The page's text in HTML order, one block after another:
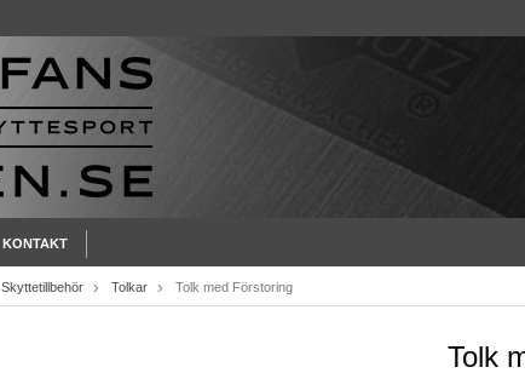
KONTAKT
Skyttetillbehör Tolkar Tolk med Förstoring
Tolk